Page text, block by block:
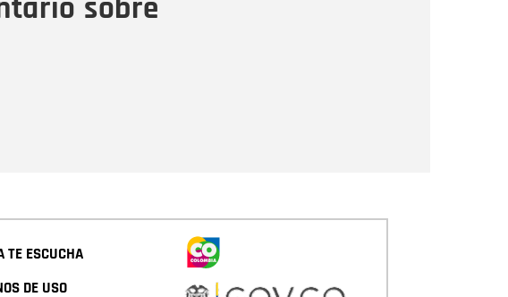
sobre
TE ESCUCHA
DE USO